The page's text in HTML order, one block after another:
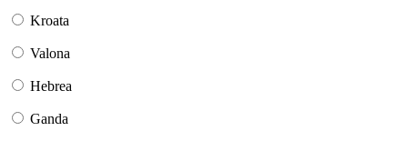
Kroata
Valona
Hebrea
Ganda